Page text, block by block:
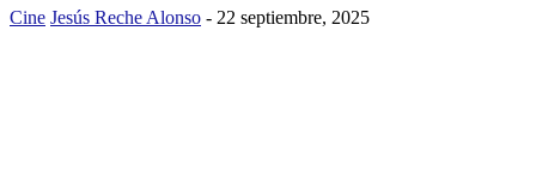
Cine Jesús Reche Alonso - 22 septiembre, 2025